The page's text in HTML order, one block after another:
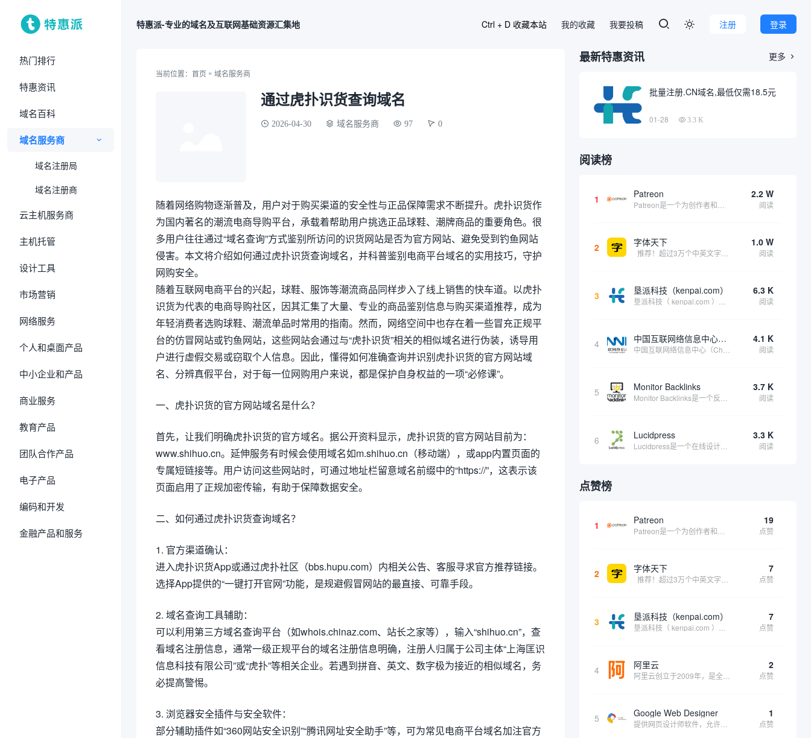
热门排行
特惠资讯
域名百科
域名服务商
域名注册局
域名注册商
云主机服务商
主机托管
设计工具
市场营销
网络服务
个人和桌面产品
中小企业和产品
商业服务
教育产品
团队合作产品
电子产品
编码和开发
金融产品和服务
特惠派-专业的域名及互联网基础资源汇集地 登录
注册

我的收藏 我要投稿
Ctrl + D 收藏本站
当前位置： 首页 » 域名服务商
通过虎扑识货查询域名
2026-04-30 域名服务商 97 0
随着网络购物逐渐普及，用户对于购买渠道的安全性与正品保障需求不断提升。虎扑识货作
为国内著名的潮流电商导购平台，承载着帮助用户挑选正品球鞋、潮牌商品的重要角色。很
多用户往往通过“域名查询”方式鉴别所访问的识货网站是否为官方网站、避免受到钓鱼网站
侵害。本文将介绍如何通过虎扑识货查询域名，并科普鉴别电商平台域名的实用技巧，守护
网购安全。
随着互联网电商平台的兴起，球鞋、服饰等潮流商品同样步入了线上销售的快车道。以虎扑
识货为代表的电商导购社区，因其汇集了大量、专业的商品鉴别信息与购买渠道推荐，成为
年轻消费者选购球鞋、潮流单品时常用的指南。然而，网络空间中也存在着一些冒充正规平
台的仿冒网站或钓鱼网站，这些网站会通过与“虎扑识货”相关的相似域名进行伪装，诱导用
户进行虚假交易或窃取个人信息。因此，懂得如何准确查询并识别虎扑识货的官方网站域
名、分辨真假平台，对于每一位网购用户来说，都是保护自身权益的一项“必修课”。
一、虎扑识货的官方网站域名是什么？
首先，让我们明确虎扑识货的官方域名。据公开资料显示，虎扑识货的官方网站目前为：
www.shihuo.cn。延伸服务有时候会使用域名如m.shihuo.cn（移动端），或app内置页面的
专属短链接等。用户访问这些网站时，可通过地址栏留意域名前缀中的“https://”，这表示该
页面启用了正规加密传输，有助于保障数据安全。
二、如何通过虎扑识货查询域名？
1. 官方渠道确认：
进入虎扑识货App或通过虎扑社区（bbs.hupu.com）内相关公告、客服寻求官方推荐链接。
选择App提供的“一键打开官网”功能，是规避假冒网站的最直接、可靠手段。
2. 域名查询工具辅助：
可以利用第三方域名查询平台（如whois.chinaz.com、站长之家等），输入“shihuo.cn”，查
看域名注册信息，通常一级正规平台的域名注册信息明确，注册人归属于公司主体“上海匡识
信息科技有限公司”或“虎扑”等相关企业。若遇到拼音、英文、数字极为接近的相似域名，务
必提高警惕。
3. 浏览器安全插件与安全软件：
部分辅助插件如“360网站安全识别”“腾讯网址安全助手”等，可为常见电商平台域名加注官方
最新特惠资讯 更多 
批量注册.CN域名,最低仅需18.5元
01-28 3.3 K
阅读榜
1 Patreon 2.2 W
阅读
2 字体天下 1.0 W
阅读
3 垦派科技（kenpai.com） 6.3 K
阅读
4 中国互联网络信息中心（CNNIC） 4.1 K
阅读
5 Monitor Backlinks 3.7 K
阅读
6 Lucidpress 3.3 K
阅读
点赞榜
1 Patreon 19
点赞
2 字体天下 7
点赞
3 垦派科技（kenpai.com） 7
点赞
4 阿里云 2
点赞
5 Google Web Designer 1
点赞